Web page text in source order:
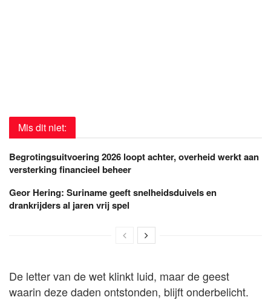
Mis dit niet:
Begrotingsuitvoering 2026 loopt achter, overheid werkt aan
versterking financieel beheer
Geor Hering: Suriname geeft snelheidsduivels en
drankrijders al jaren vrij spel
De letter van de wet klinkt luid, maar de geest
waarin deze daden ontstonden, blijft onderbelicht.